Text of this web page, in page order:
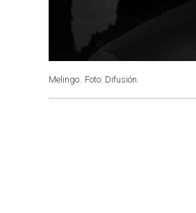
Melingo. Foto: Difusión.